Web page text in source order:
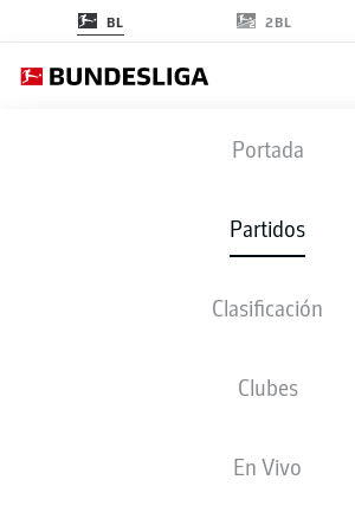
BL 2BL
Portada
Partidos
Clasificación
Clubes
En Vivo
KOE - RBL
1 2
ALINEACIONES ESTADÍSTICAS